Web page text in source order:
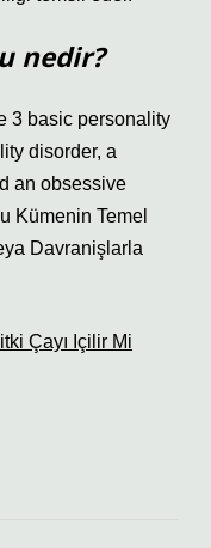
nedir?
3 basic personality
disorder, a
an obsessive
Kümenin Temel
Davranişlarla
Çayı Içilir Mi